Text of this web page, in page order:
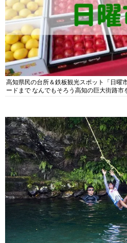
高知県民の台所＆鉄板観光スポット「日曜
ードまで なんでもそろう高知の巨大街路市